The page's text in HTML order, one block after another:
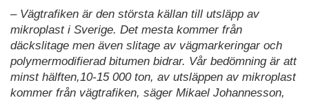
– Vägtrafiken är den största källan till utsläpp av
mikroplast i Sverige. Det mesta kommer från
däckslitage men även slitage av vägmarkeringar och
polymermodifierad bitumen bidrar. Vår bedömning är att
minst hälften,10-15 000 ton, av utsläppen av mikroplast
kommer från vägtrafiken, säger Mikael Johannesson,